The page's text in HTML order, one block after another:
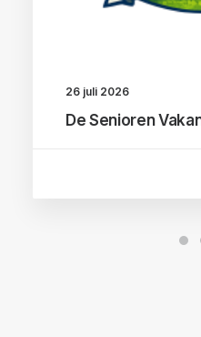
26 juli 2026
De Senioren